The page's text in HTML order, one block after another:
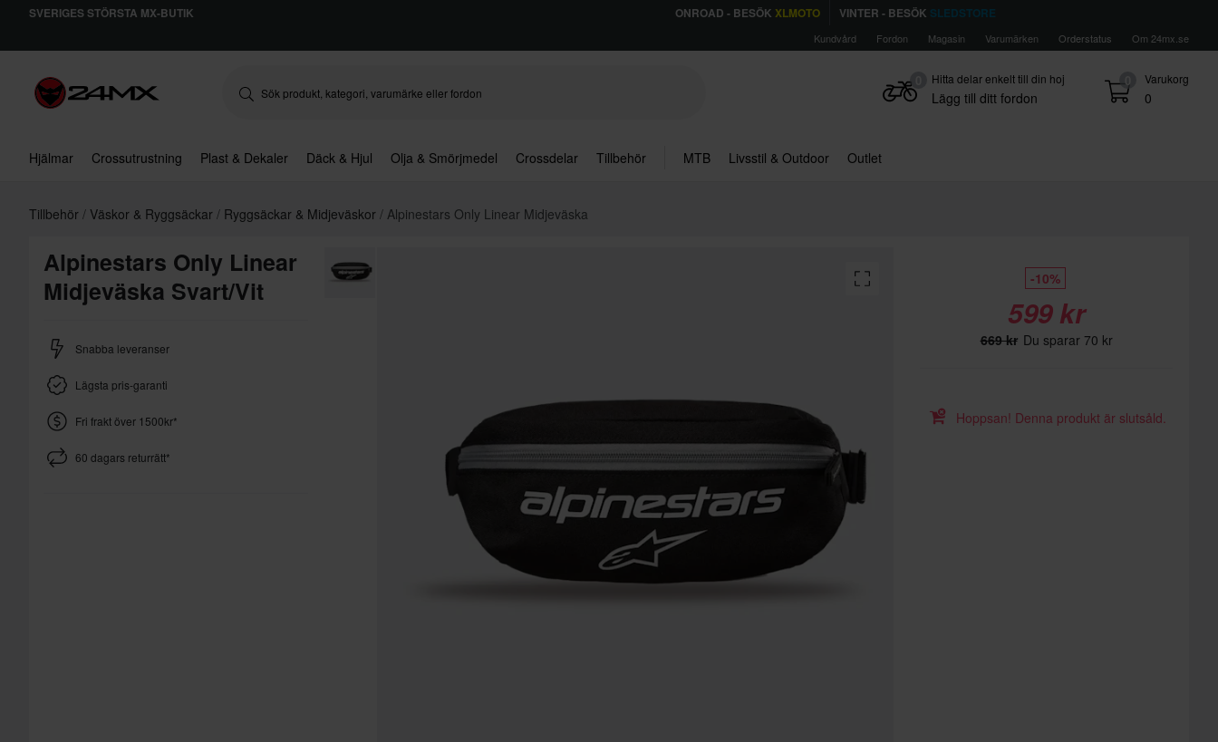
SVERIGES STÖRSTA MX-BUTIK ONROAD - BESÖK XLMOTO VINTER - BESÖK SLEDSTORE
Kundvård Fordon Magasin Varumärken Orderstatus Om 24mx.se
0 Varukorg
0
Hitta delar enkelt till din hoj
Lägg till ditt fordon
Hjälmar Crossutrustning Plast & Dekaler Däck & Hjul Olja & Smörjmedel Crossdelar Tillbehör MTB Livsstil & Outdoor Outlet
Tillbehör Väskor & Ryggsäckar Ryggsäckar & Midjeväskor Alpinestars Only Linear Midjeväska
Alpinestars Only Linear
Midjeväska Svart/Vit
Snabba leveranser
Lägsta pris-garanti
Fri frakt över 1500kr*
60 dagars returrätt*
-10%
599 kr
669 kr Du sparar 70 kr
Hoppsan! Denna produkt är slutsåld.